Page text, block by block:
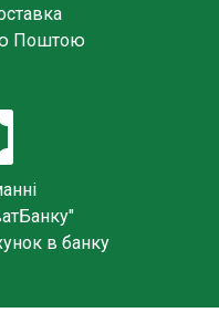
Поштою
в банку